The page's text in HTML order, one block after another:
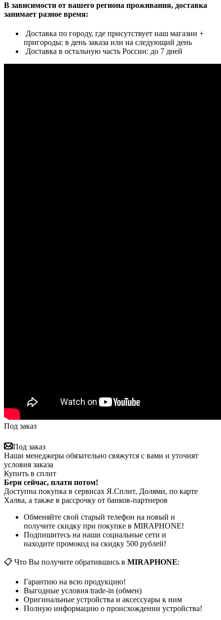
В зависимости от вашего региона проживания, доставка
занимает разное время:
Доставка по городу, где присутствует наш магазин +
пригороды: в день заказа или на следующий день
Доставка в остальную часть России: до 7 дней
Под заказ
Под заказ
Наши менеджеры обязательно свяжутся с вами и уточнят
условия заказа
Купить в сплит
Бери сейчас, плати потом!
Доступна покупка в сервисах Я.Сплит, Долями, по карте
Халва, а также в рассрочку от банков-партнеров
Обменяйте свой старый телефон на новый и
получите скидку при покупке в MIRAPHONE!
Подпишитесь на наши социальные сети и
находите промокод на скидку 500 рублей!
📋 Что Вы получите обратившись в MIRAPHONE:
Гарантию на всю продукцию!
Выгодные условия trade-in (обмен)
Оригинальные устройства и аксессуары к ним
Полную информацию о происхождении устройства!